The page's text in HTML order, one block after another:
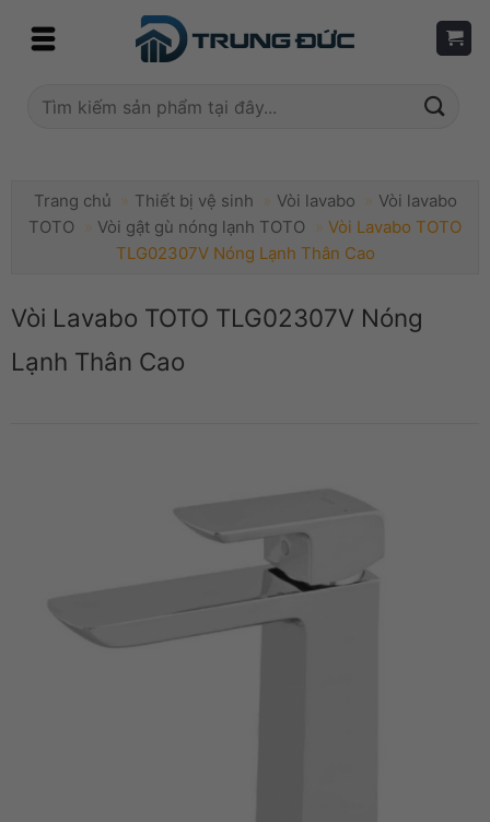
Tìm
Trang chủ » Thiết bị vệ sinh » Vòi lavabo » Vòi lavabo
TOTO » Vòi gật gù nóng lạnh TOTO » Vòi Lavabo TOTO
TLG02307V Nóng Lạnh Thân Cao
Vòi Lavabo TOTO TLG02307V Nóng
Lạnh Thân Cao